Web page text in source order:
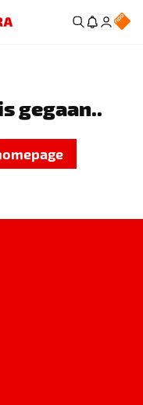
gegaan..